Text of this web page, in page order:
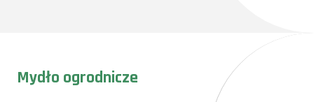
Mydło ogrodnicze